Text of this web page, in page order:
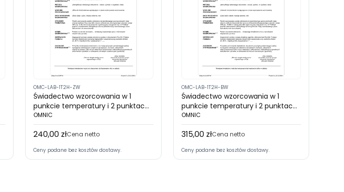
OMC-LAB-1T2H-ZW
Świadectwo wzorcowania w 1
punkcie temperatury i 2 punktach
wilgotności (akredytacja PCA) -
Urządzenie z wyświetlaczem lub
czujnik do niego
OMNIC
Cena
240,00 złCena netto
Ceny podane bez kosztów dostawy.
OMC-LAB-1T2H-BW
Świadectwo wzorcowania w 1
punkcie temperatury i 2 punktach
wilgotności urządzenia bez
wyświetlacza (akredytacja PCA)
OMNIC
Cena
315,00 złCena netto
Ceny podane bez kosztów dostawy.